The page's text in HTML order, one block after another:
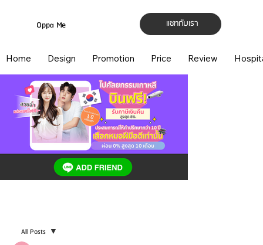
แชทกับเรา
Oppa Me
Home Design Promotion Price Review
All Posts